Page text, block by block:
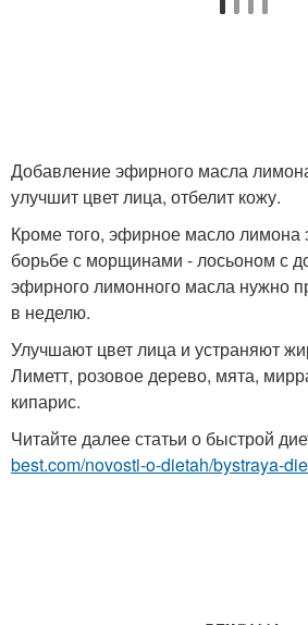
Добавление эфирного масла
улучшит цвет лица, отбелит кожу.
Кроме того, эфирное масло
борьбе с морщинами - лосьоном с
эфирного лимонного масла нужно
в неделю.
Улучшают цвет лица и устраняют
Лиметт, розовое дерево, мята,
кипарис.
Читайте далее статьи о быстрой
best.com/novosti-o-dietah/bystraya-